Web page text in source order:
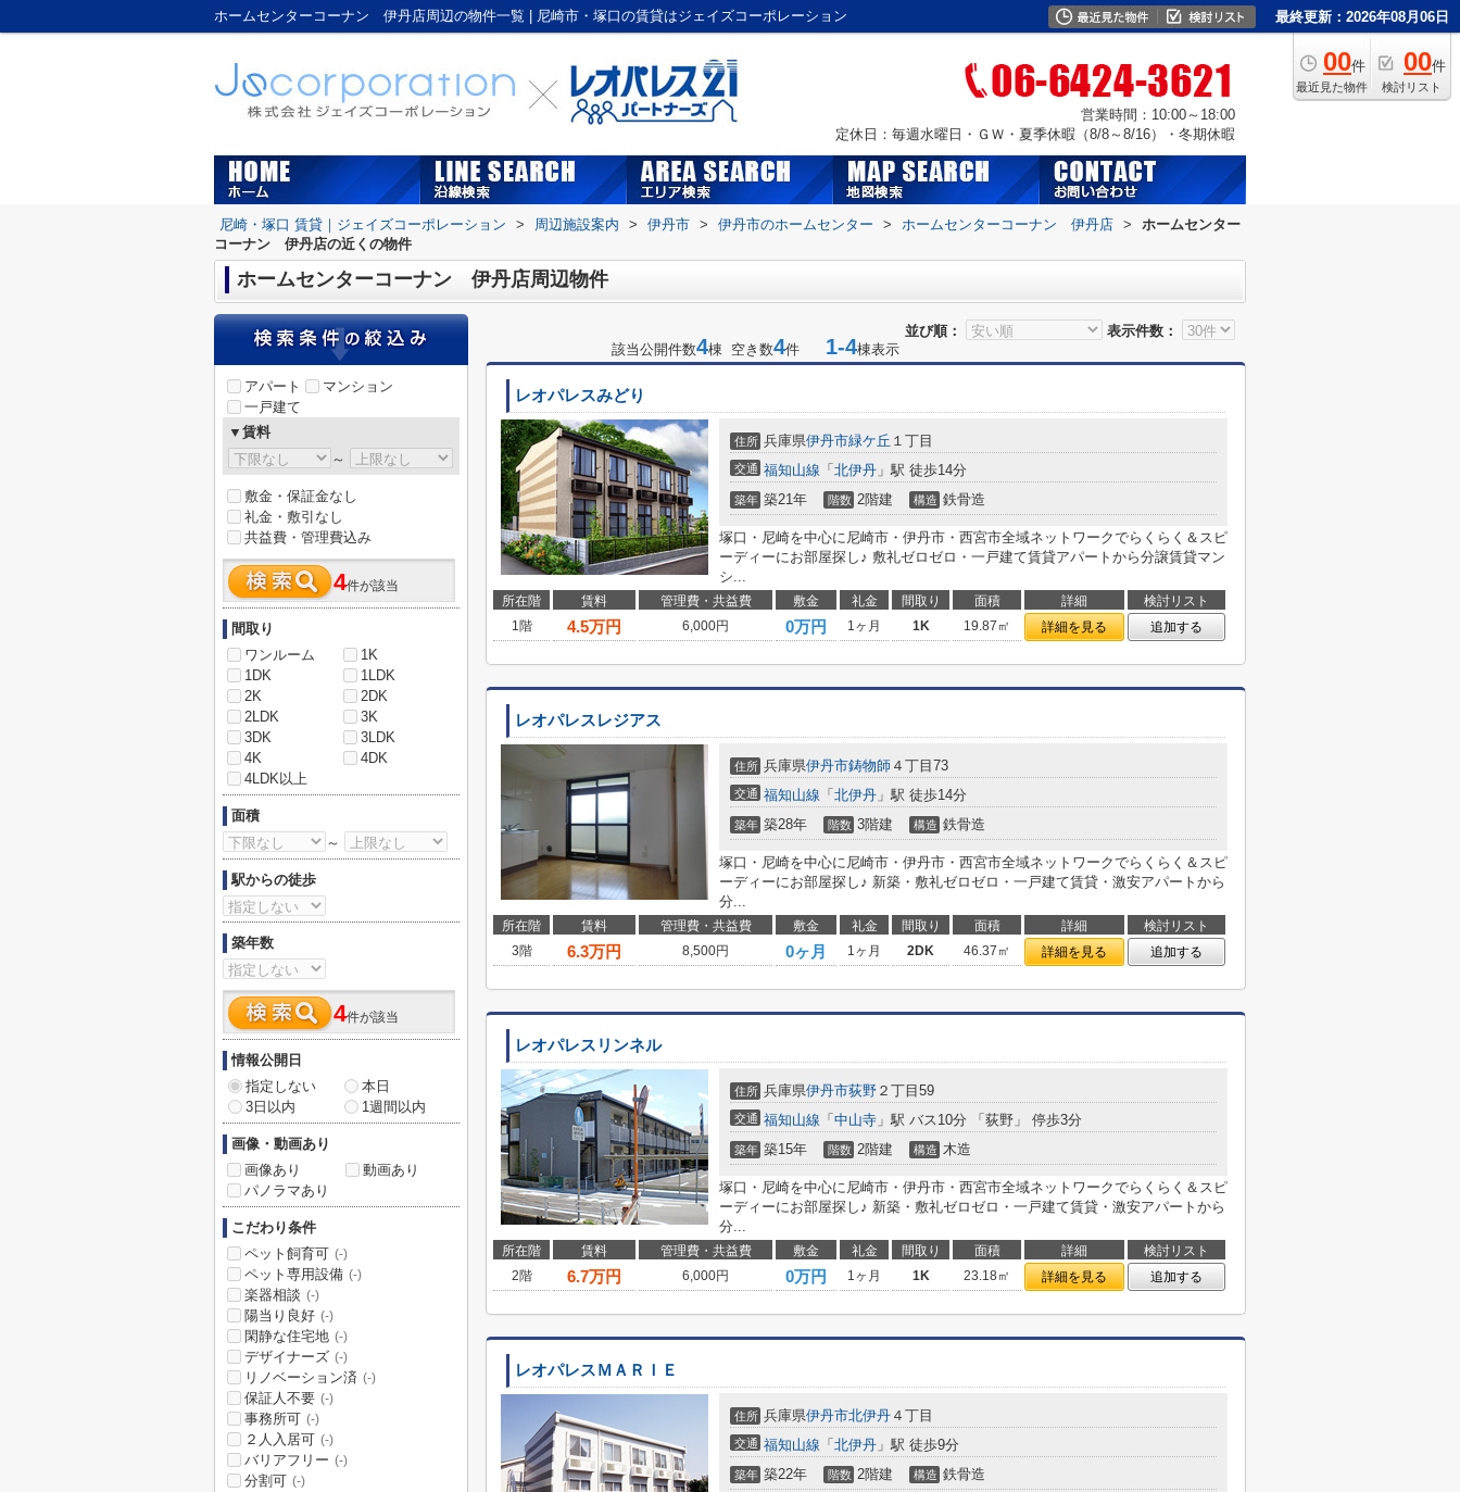
ホームセンターコーナン 伊丹店周辺の物件一覧 | 尼崎市・塚口の賃貸はジェイズコーポレーション 最終更新：2026年08月06日
00件
最近見た物件
00件
検討リスト
営業時間：10:00～18:00
定休日：毎週水曜日・ＧＷ・夏季休暇（8/8～8/16）・冬期休暇
尼崎・塚口 賃貸｜ジェイズコーポレーション > 周辺施設案内 > 伊丹市 > 伊丹市のホームセンター > ホームセンターコーナン 伊丹店 >
ホームセンター
コーナン 伊丹店の近くの物件
ホームセンターコーナン 伊丹店周辺物件
並び順：
表示件数：
該当公開件数4棟 空き数4件 1-4棟表示
レオパレスみどり
住所 兵庫県伊丹市緑ケ丘 １丁目
交通 福知山線 「 北伊丹 」駅 徒歩14分
築年 築21年 階数 2階建 構造 鉄骨造
塚口・尼崎を中心に尼崎市・伊丹市・西宮市全域ネットワークでらくらく＆スピ
ーディーにお部屋探し♪ 敷礼ゼロゼロ・一戸建て賃貸アパートから分譲賃貸マン
シ...
所在階 賃料 管理費・共益費 敷金 礼金 間取り 面積 詳細
検討リスト
1階
4.5万円 6,000円 0万円 1ヶ月 1K 19.87㎡ 詳細を見る 追加する
レオパレスレジアス
住所 兵庫県伊丹市鋳物師 ４丁目73
交通 福知山線 「 北伊丹 」駅 徒歩14分
築年 築28年 階数 3階建 構造 鉄骨造
塚口・尼崎を中心に尼崎市・伊丹市・西宮市全域ネットワークでらくらく＆スピ
ーディーにお部屋探し♪ 新築・敷礼ゼロゼロ・一戸建て賃貸・激安アパートから
分...
所在階 賃料 管理費・共益費 敷金 礼金 間取り 面積 詳細
検討リスト
3階
6.3万円 8,500円 0ヶ月 1ヶ月 2DK 46.37㎡ 詳細を見る 追加する
レオパレスリンネル
住所 兵庫県伊丹市荻野 ２丁目59
交通 福知山線 「 中山寺 」駅 バス10分 「荻野」 停歩3分
築年 築15年 階数 2階建 構造 木造
塚口・尼崎を中心に尼崎市・伊丹市・西宮市全域ネットワークでらくらく＆スピ
ーディーにお部屋探し♪ 新築・敷礼ゼロゼロ・一戸建て賃貸・激安アパートから
分...
所在階 賃料 管理費・共益費 敷金 礼金 間取り 面積 詳細
検討リスト
2階
6.7万円 6,000円 0万円 1ヶ月 1K 23.18㎡ 詳細を見る 追加する
レオパレスＭＡＲＩＥ
住所 兵庫県伊丹市北伊丹 ４丁目
交通 福知山線 「 北伊丹 」駅 徒歩9分
築年 築22年 階数 2階建 構造 鉄骨造
アパート
マンション
一戸建て
▼賃料
～
敷金・保証金なし
礼金・敷引なし
共益費・管理費込み
4件が該当
間取り
ワンルーム
1K
1DK
1LDK
2K
2DK
2LDK
3K
3DK
3LDK
4K
4DK
4LDK以上
面積
～
駅からの徒歩
築年数
4件が該当
情報公開日
指定しない
本日
3日以内
1週間以内
画像・動画あり
画像あり
動画あり
パノラマあり
こだわり条件
ペット飼育可 (-)
ペット専用設備 (-)
楽器相談 (-)
陽当り良好 (-)
閑静な住宅地 (-)
デザイナーズ (-)
リノベーション済 (-)
保証人不要 (-)
事務所可 (-)
２人入居可 (-)
バリアフリー (-)
分割可 (-)